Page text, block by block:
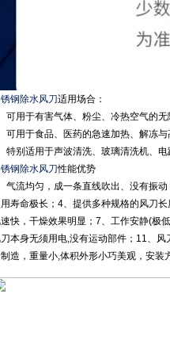
钢除水风刀适用场合：
可用于有害气体、粉尘、冷热空气的
可用于食品、医药的急速加热、解冻与
特别适用于声波清洗、玻璃清洗机、
钢除水风刀性能优势
气流均匀，成一条直线吹出、没有振
寿命极长；4、提供多种规格的风刀
快，干燥效果明显；7、工作安静(极
本身无须用电,没有运动部件；11、
造，重量小,体积外形小巧美观，安装